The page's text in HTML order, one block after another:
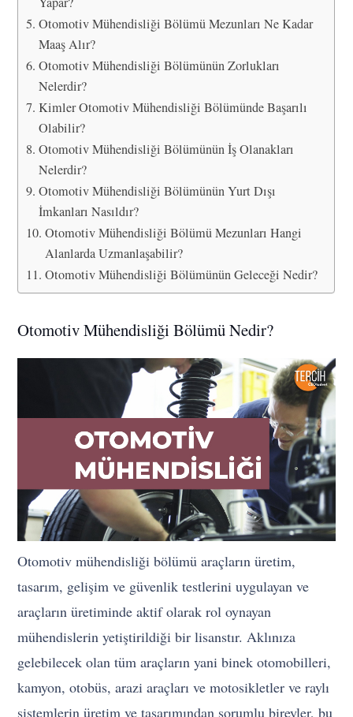
Otomotiv Mühendisliği Bölümü Mezunları Ne Kadar
Maaş Alır?
Otomotiv Mühendisliği Bölümünün Zorlukları
Nelerdir?
Kimler Otomotiv Mühendisliği Bölümünde Başarılı
Olabilir?
Otomotiv Mühendisliği Bölümünün İş Olanakları
Nelerdir?
Otomotiv Mühendisliği Bölümünün Yurt Dışı
İmkanları Nasıldır?
Otomotiv Mühendisliği Bölümü Mezunları Hangi
Alanlarda Uzmanlaşabilir?
Otomotiv Mühendisliği Bölümünün Geleceği Nedir?
Otomotiv Mühendisliği Bölümü Nedir?
Otomotiv mühendisliği bölümü araçların üretim,
tasarım, gelişim ve güvenlik testlerini uygulayan ve
araçların üretiminde aktif olarak rol oynayan
mühendislerin yetiştirildiği bir lisanstır. Aklınıza
gelebilecek olan tüm araçların yani binek otomobilleri,
kamyon, otobüs, arazi araçları ve motosikletler ve raylı
sistemlerin üretim ve tasarımından sorumlu bireyler, bu